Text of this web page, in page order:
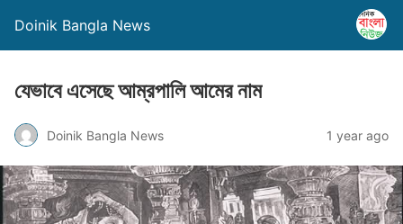
Doinik Bangla News
যেভাবে এসেছে আম্রপালি আমের নাম
Doinik Bangla News 1 year ago